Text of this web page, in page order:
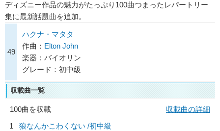
ディズニー作品の魅力がたっぷり100曲つまったレパートリー
集に最新話題曲を追加。
49
ハクナ・マタタ
作曲： Elton John
楽器：バイオリン
グレード：初中級
収載曲一覧
100曲を収載
収載曲の詳細
1
狼なんかこわくない /初中級